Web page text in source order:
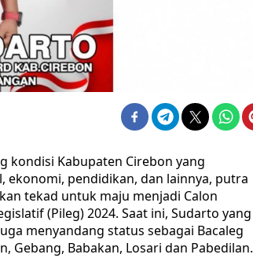
kondisi Kabupaten Cirebon yang
pendidikan, dan lainnya, putra
tekad untuk maju menjadi Calon
(Pileg) 2024. Saat ini, Sudarto yang
menyandang status sebagai Bacaleg
Gebang, Babakan, Losari dan Pabedilan.